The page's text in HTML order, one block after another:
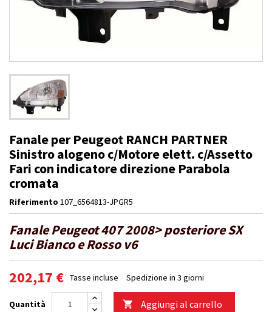
Fanale per Peugeot RANCH PARTNER
Sinistro alogeno c/Motore elett. c/Assetto
Fari con indicatore direzione Parabola
cromata
Riferimento 107_6564813-JPGR5
Fanale Peugeot 407 2008> posteriore SX
Luci Bianco e Rosso v6
202,17 € Tasse incluse Spedizione in 3 giorni
Quantità  Aggiungi al carrello